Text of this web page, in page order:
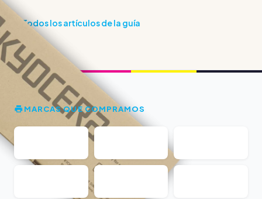
Todos los artículos de la guía
MARCAS QUE COMPRAMOS